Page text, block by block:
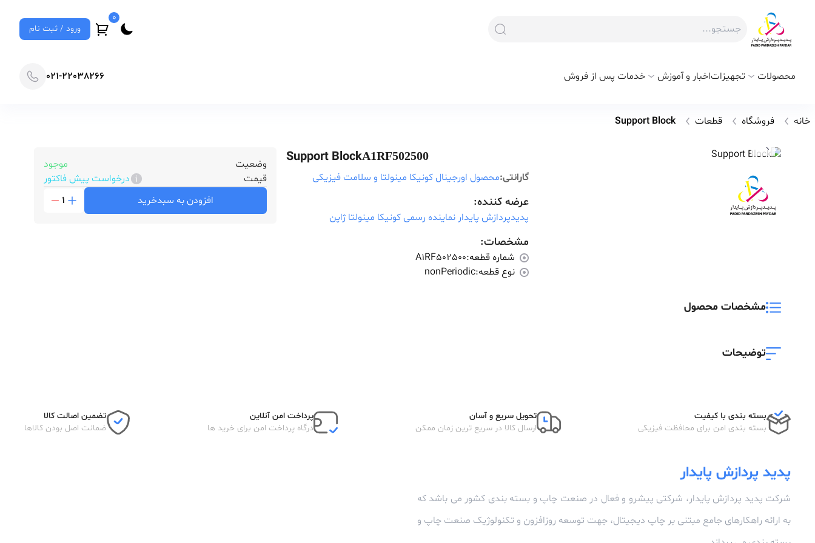
0
ورود / ثبت نام
محصولات تجهیزاتاخبار و آموزش خدمات پس از فروش 021-22038266
خانه فروشگاه قطعات Support Block
Support BlockA1RF502500
گارانتی:محصول اورجینال کونیکا مینولتا و سلامت فیزیکی
عرضه کننده:
پدیدپردازش پایدار نماینده رسمی کونیکا مینولتا ژاپن
مشخصات:
شماره قطعه:A1RF502500
نوع قطعه:nonPeriodic
وضعیت
موجود
قیمت
درخواست پیش فاکتور
افزودن به سبدخرید
1
مشخصات محصول
توضیحات
بسته بندی با کیفیت
بسته بندی امن برای محافظت فیزیکی
تحویل سریع و آسان
ارسال کالا در سریع ترین زمان ممکن
پرداخت امن آنلاین
درگاه پرداخت امن برای خرید ها
تضمین اصالت کالا
ضمانت اصل بودن کالاها
پدید پردازش پایدار
شرکت پدید پردازش پایدار، شرکتی پیشرو و فعال در صنعت چاپ و بسته بندی کشور می باشد که
به ارائه راهکارهای جامع مبتنی بر چاپ دیجیتال، جهت توسعه روزافزون و تکنولوژیک صنعت چاپ و